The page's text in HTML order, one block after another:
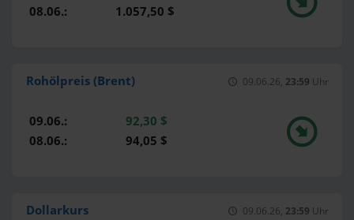
08.06.:
1.057,50 $
Rohölpreis (Brent) 09.06.26, 23:59 Uhr
09.06.:
92,30 $
08.06.:
94,05 $
Dollarkurs 09.06.26, 23:59 Uhr